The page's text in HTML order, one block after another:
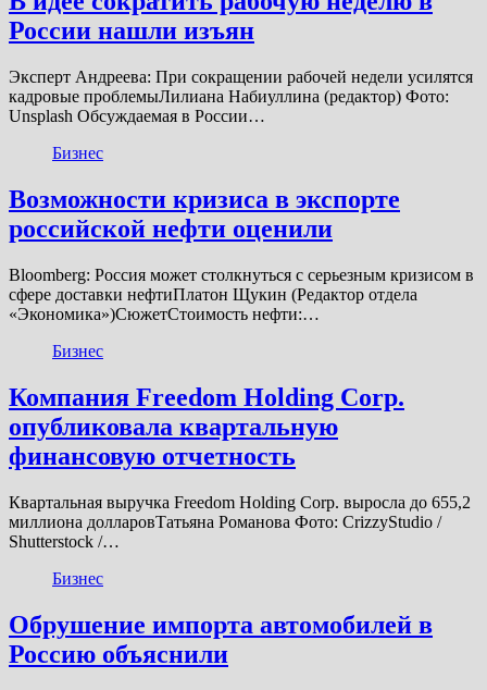
России нашли изъян
Эксперт Андреева: При сокращении рабочей недели усилятся
кадровые проблемыЛилиана Набиуллина (редактор) Фото:
Unsplash Обсуждаемая в России…
Бизнес
Возможности кризиса в экспорте
российской нефти оценили
Bloomberg: Россия может столкнуться с серьезным кризисом в
сфере доставки нефтиПлатон Щукин (Редактор отдела
«Экономика»)СюжетСтоимость нефти:…
Бизнес
Компания Freedom Holding Corp.
опубликовала квартальную
финансовую отчетность
Квартальная выручка Freedom Holding Corp. выросла до 655,2
миллиона долларовТатьяна Романова Фото: CrizzyStudio /
Shutterstock /…
Бизнес
Обрушение импорта автомобилей в
Россию объяснили